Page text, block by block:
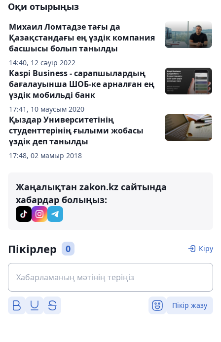
Оқи отырыңыз
14:40, 12 сәуір 2022
Михаил Ломтадзе тағы да
Қазақстандағы ең үздік компания
басшысы болып танылды
17:41, 10 маусым 2020
Kaspi Business - сарапшылардың
бағалауынша ШОБ-ке арналған ең
үздік мобильді банк
17:48, 02 мамыр 2018
Қыздар Университетінің
студенттерінің ғылыми жобасы
үздік деп танылды
Жаңалықтан zakon.kz сайтында
хабардар болыңыз:
Пікірлер 0 Кіру
Пікір жазу